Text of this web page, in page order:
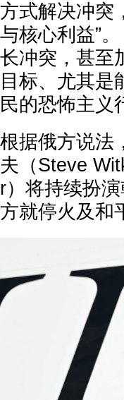
方式解决冲突
与核心利益”
长冲突，甚至
目标、尤其是
民的恐怖主义
根据俄方说法
夫（Steve
r）将持续扮
方就停火及和